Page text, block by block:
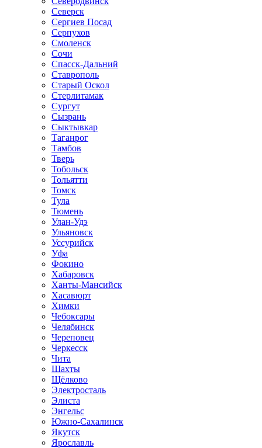
Северск
Сергиев Посад
Серпухов
Смоленск
Сочи
Спасск-Дальний
Ставрополь
Старый Оскол
Стерлитамак
Сургут
Сызрань
Сыктывкар
Таганрог
Тамбов
Тверь
Тобольск
Тольятти
Томск
Тула
Тюмень
Улан-Удэ
Ульяновск
Уссурийск
Уфа
Фокино
Хабаровск
Ханты-Мансийск
Хасавюрт
Химки
Чебоксары
Челябинск
Череповец
Черкесск
Чита
Шахты
Щёлково
Электросталь
Элиста
Энгельс
Южно-Сахалинск
Якутск
Ярославль